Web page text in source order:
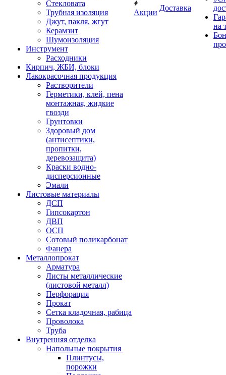
Стекловата
Трубная изоляция
Джут, пакля, жгут
Керамзит
Шумоизоляция
Инструмент
Расходники
Кирпич, ЖБИ, блоки
Лакокрасочная продукция
Растворители
Герметики, клей, пена
монтажная, жидкие
гвозди
Грунтовки
Здоровый дом
(антисептики,
пропитки,
деревозащита)
Краски водно-
дисперсионные
Эмали
Листовые материалы
ДСП
Гипсокартон
ДВП
ОСП
Сотовый поликарбонат
Фанера
Металлопрокат
Арматура
Листы металлические
(листовой металл)
Перфорация
Прокат
Сетка кладочная, рабица
Проволока
Труба
Внутренняя отделка
Напольные покрытия
Плинтусы,
порожки
Акции
Доставка
на